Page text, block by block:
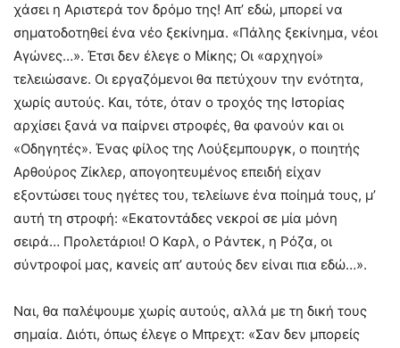
χάσει η Αριστερά τον δρόμο της! Απ’ εδώ, μπορεί να
σηματοδοτηθεί ένα νέο ξεκίνημα. «Πάλης ξεκίνημα, νέοι
Αγώνες…». Έτσι δεν έλεγε ο Μίκης; Οι «αρχηγοί»
τελειώσανε. Οι εργαζόμενοι θα πετύχουν την ενότητα,
χωρίς αυτούς. Και, τότε, όταν ο τροχός της Ιστορίας
αρχίσει ξανά να παίρνει στροφές, θα φανούν και οι
«Οδηγητές». Ένας φίλος της Λούξεμπουργκ, ο ποιητής
Αρθούρος Ζίκλερ, απογοητευμένος επειδή είχαν
εξοντώσει τους ηγέτες του, τελείωνε ένα ποίημά τους, μ’
αυτή τη στροφή: «Εκατοντάδες νεκροί σε μία μόνη
σειρά… Προλετάριοι! Ο Καρλ, ο Ράντεκ, η Ρόζα, οι
σύντροφοί μας, κανείς απ’ αυτούς δεν είναι πια εδώ…».
Ναι, θα παλέψουμε χωρίς αυτούς, αλλά με τη δική τους
σημαία. Διότι, όπως έλεγε ο Μπρεχτ: «Σαν δεν μπορείς